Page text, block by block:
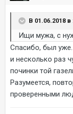
В 01.06.2018
Ищи мужа, с
Спасибо, был
и несколько раз
починки той
Разумеется,
проверенными